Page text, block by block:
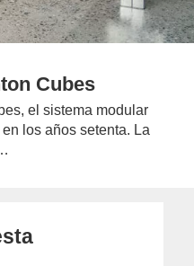
Cubes
el sistema modular
los años setenta. La